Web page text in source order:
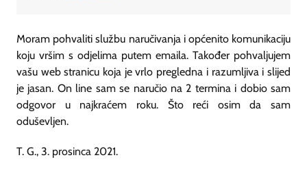
Moram pohvaliti službu naručivanja i općenito komunikaciju
koju vršim s odjelima putem emaila. Također pohvaljujem
vašu web stranicu koja je vrlo pregledna i razumljiva i slijed
je jasan. On line sam se naručio na 2 termina i dobio sam
odgovor u najkraćem roku. Što reći osim da sam
oduševljen.
T. G., 3. prosinca 2021.